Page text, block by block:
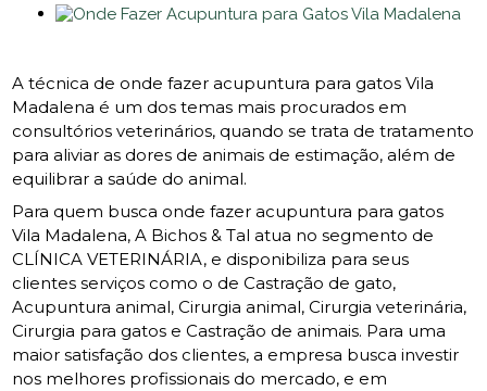
A técnica de onde fazer acupuntura para gatos Vila
Madalena é um dos temas mais procurados em
consultórios veterinários, quando se trata de tratamento
para aliviar as dores de animais de estimação, além de
equilibrar a saúde do animal.
Para quem busca onde fazer acupuntura para gatos
Vila Madalena, A Bichos & Tal atua no segmento de
CLÍNICA VETERINÁRIA, e disponibiliza para seus
clientes serviços como o de Castração de gato,
Acupuntura animal, Cirurgia animal, Cirurgia veterinária,
Cirurgia para gatos e Castração de animais. Para uma
maior satisfação dos clientes, a empresa busca investir
nos melhores profissionais do mercado, e em